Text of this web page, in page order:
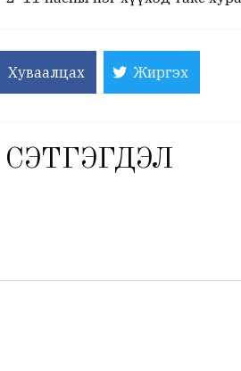
Хуваалцах Жиргэх
СЭТГЭГДЭЛ